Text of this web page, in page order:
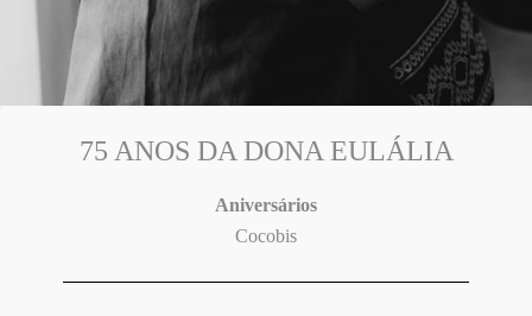
75 ANOS DA DONA EULÁLIA
Aniversários
Cocobis